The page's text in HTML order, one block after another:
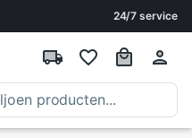
24/7 service